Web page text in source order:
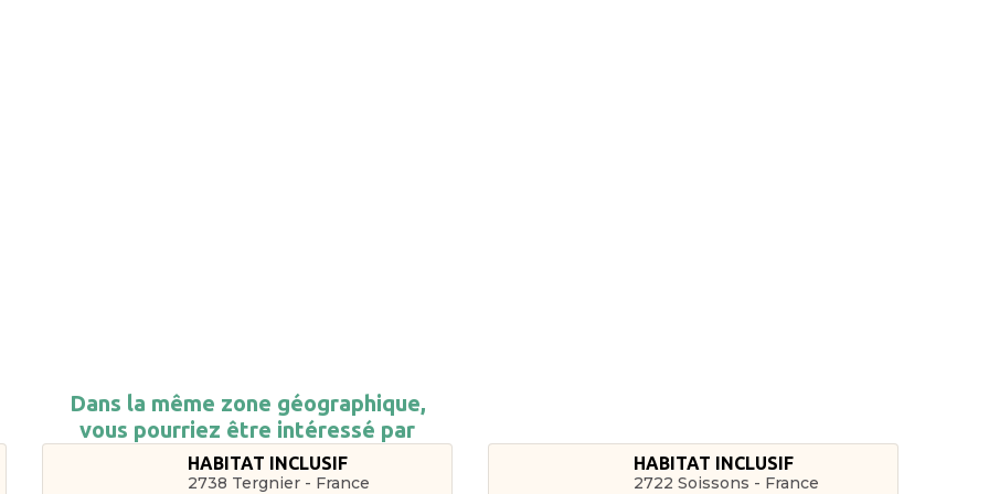
Dans la même zone géographique,
vous pourriez être intéressé par
HABITAT INCLUSIF
2738 Tergnier - France
HABITAT INCLUSIF
2722 Soissons - France